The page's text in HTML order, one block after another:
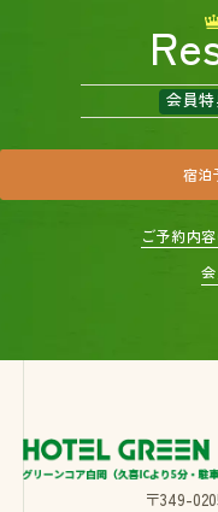
会員
宿泊
ご予約内
〒349-